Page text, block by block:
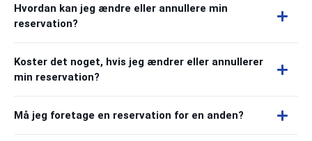
Hvordan kan jeg ændre eller annullere min
reservation?
Koster det noget, hvis jeg ændrer eller annullerer
min reservation?
Må jeg foretage en reservation for en anden?